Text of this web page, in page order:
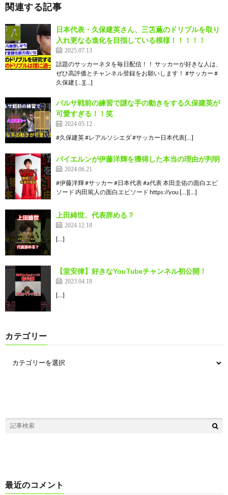
関連する記事
日本代表・久保建英さん、三笘薫のドリブルを取り
入れ更なる進化を目指している模様！！！！！
2025.07.13
話題のサッカーネタを毎日配信！！ サッカーが好きな人は、
ぜひ高評価とチャンネル登録をお願いします！ #サッカー #
久保建 […][…]
バルサ戦前の練習で謎な手の動きをする久保建英が
可愛すぎる！！笑
2024.05.12
#久保建英 #レアルソシエダ #サッカー日本代表[…]
バイエルンが伊藤洋輝を獲得した本当の理由が判明
2024.06.21
#伊藤洋輝 #サッカー #日本代表 #a代表 本田圭佑の面白エピ
ソード 内田篤人の面白エピソード https://you […][…]
上田綺世、代表辞める？
2024.12.18
[…]
【堂安律】好きなYouTubeチャンネル初公開！
2023.04.18
[…]
カテゴリー
最近のコメント